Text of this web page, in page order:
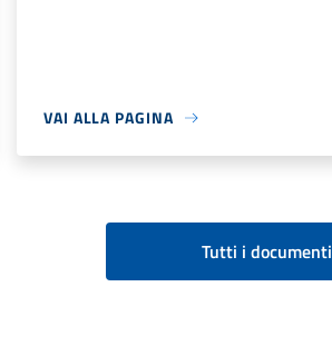
VAI ALLA PAGINA
Tutti i documenti